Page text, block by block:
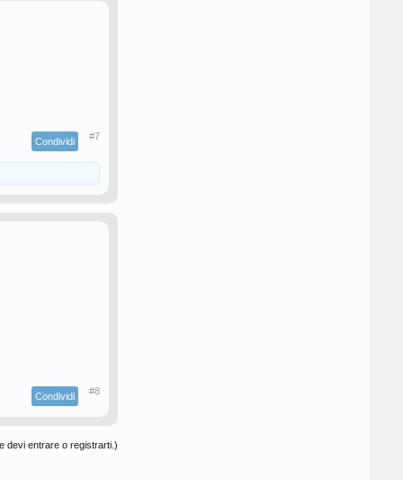
Condividi #7
Condividi #8
devi entrare o registrarti.)